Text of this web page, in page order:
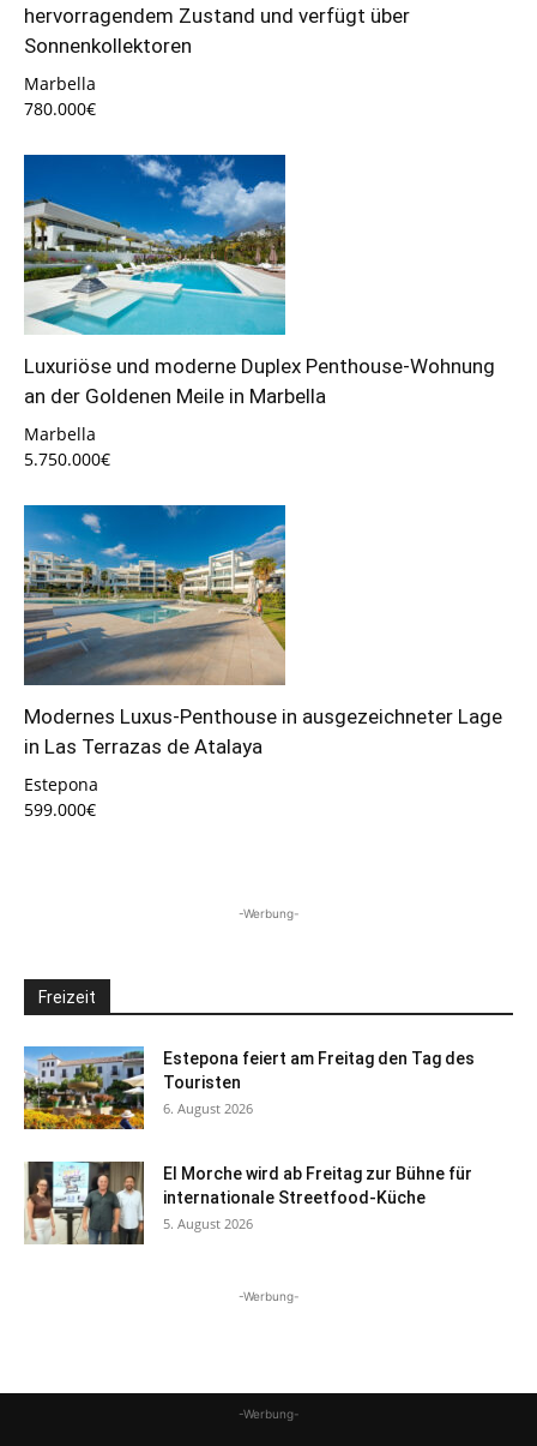
hervorragendem Zustand und verfügt über
Sonnenkollektoren
Marbella
780.000€
Luxuriöse und moderne Duplex Penthouse-Wohnung
an der Goldenen Meile in Marbella
Marbella
5.750.000€
Modernes Luxus-Penthouse in ausgezeichneter Lage
in Las Terrazas de Atalaya
Estepona
599.000€
-Werbung-
Freizeit
Estepona feiert am Freitag den Tag des
Touristen
6. August 2026
El Morche wird ab Freitag zur Bühne für
internationale Streetfood-Küche
5. August 2026
-Werbung-
-Werbung-